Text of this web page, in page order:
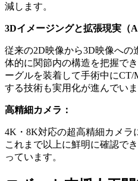
減します。
3Dイメージングと拡張現実（
従来の2D映像から3D映像への
体的に関節内の構造を把握で
ーグルを装着して手術中に
する技術も実用化が進んでいま
高精細カメラ：
4K・8K対応の超高精細カメラ
これまで以上に鮮明に確認で
っています。